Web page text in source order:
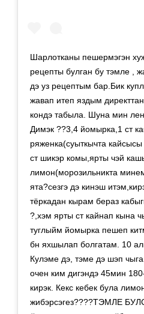
Шарлотканы пешермэгэн
рецепты булган бу тэмле ,
дэ уз рецептым бар.Бик
жавап итеп яздым
кондэ табыла. Шуна мин
Димэк ??3,4 йомырка,1 ст
ряженка(суыткычта
ст шикэр комы,ярты чэй
лимон(морозильникта
ята?сезгэ дэ кинэш
тёркадан кырам бераз
?,хэм ярты ст кайнап кына
туглыйм йомырка пешеп
бн яхшылап болгатам. 10
Кулэме дэ, тэме дэ шэп
очен ким дигэндэ 45мин
кирэк. Кекс кебек була
жибэрсэгез????ТЭМЛЕ